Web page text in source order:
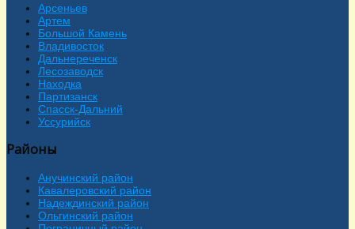
Арсеньев
Артем
Большой Камень
Владивосток
Дальнереченск
Лесозаводск
Находка
Партизанск
Спасск-Дальний
Уссурийск
Районы
Анучинский район
Кавалеровский район
Надеждинский район
Ольгинский район